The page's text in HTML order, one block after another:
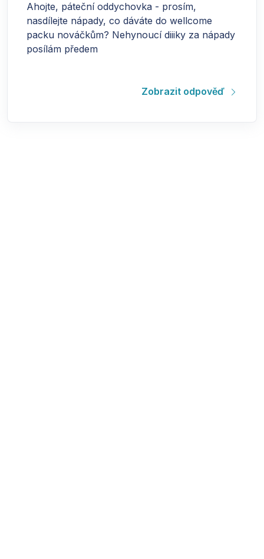
Ahojte, páteční oddychovka - prosím,
nasdílejte nápady, co dáváte do wellcome
packu nováčkům? Nehynoucí diiiky za nápady
posílám předem
Zobrazit odpověď